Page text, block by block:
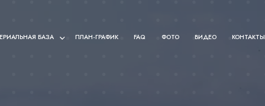
БАЗА ПЛАН-ГРАФИК FAQ ФОТО ВИДЕО КОНТАКТЫ